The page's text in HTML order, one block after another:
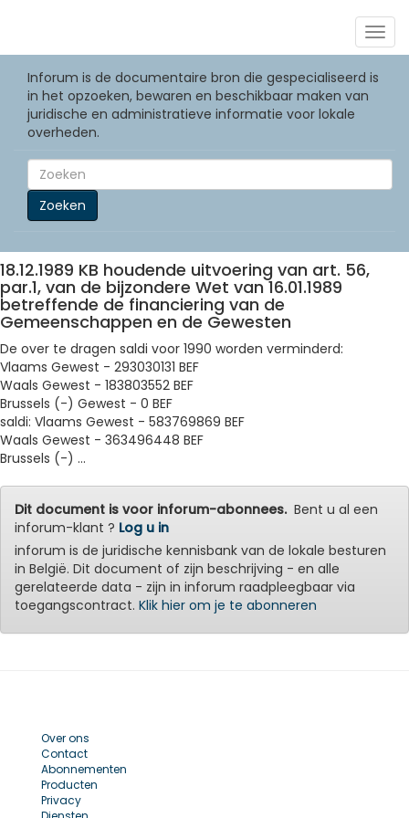
Inforum is de documentaire bron die gespecialiseerd is
in het opzoeken, bewaren en beschikbaar maken van
juridische en administratieve informatie voor lokale
overheden.
Zoeken
18.12.1989 KB houdende uitvoering van art. 56,
par.1, van de bijzondere Wet van 16.01.1989
betreffende de financiering van de
Gemeenschappen en de Gewesten
De over te dragen saldi voor 1990 worden verminderd:
Vlaams Gewest - 293030131 BEF
Waals Gewest - 183803552 BEF
Brussels (-) Gewest - 0 BEF
saldi: Vlaams Gewest - 583769869 BEF
Waals Gewest - 363496448 BEF
Brussels (-) ...
Dit document is voor inforum-abonnees.Bent u al een
inforum-klant ? Log u in
inforum is de juridische kennisbank van de lokale besturen
in België. Dit document of zijn beschrijving - en alle
gerelateerde data - zijn in inforum raadpleegbaar via
toegangscontract. Klik hier om je te abonneren
Over ons
Contact
Abonnementen
Producten
Privacy